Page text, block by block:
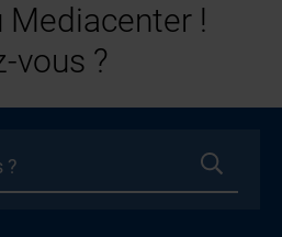
Mediacenter !
vous ?